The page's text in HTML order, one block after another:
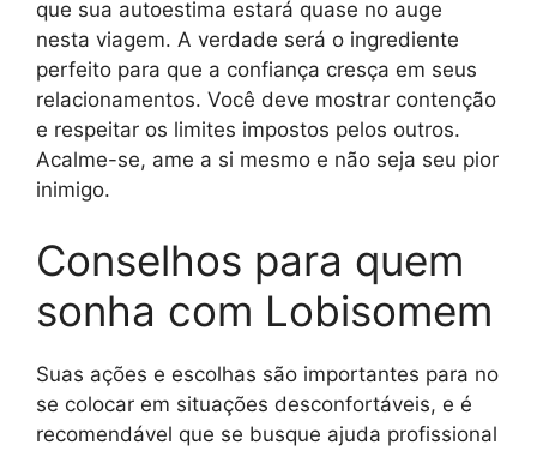
que sua autoestima estará quase no auge
nesta viagem. A verdade será o ingrediente
perfeito para que a confiança cresça em seus
relacionamentos. Você deve mostrar contenção
e respeitar os limites impostos pelos outros.
Acalme-se, ame a si mesmo e não seja seu pior
inimigo.
Conselhos para quem
sonha com Lobisomem
Suas ações e escolhas são importantes para no
se colocar em situações desconfortáveis, e é
recomendável que se busque ajuda profissional